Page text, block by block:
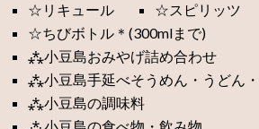
☆リキュール
☆スピリッツ
☆ちびボトル＊(300mlまで)
⁂小豆島おみやげ詰め合わせ
⁂小豆島手延べそうめん・うどん
⁂小豆島の調味料